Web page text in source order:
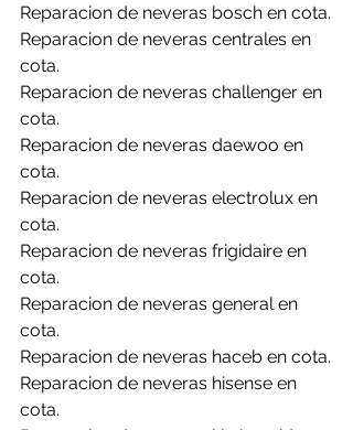
Reparacion de neveras bosch en cota.
Reparacion de neveras centrales en
cota.
Reparacion de neveras challenger en
cota.
Reparacion de neveras daewoo en
cota.
Reparacion de neveras electrolux en
cota.
Reparacion de neveras frigidaire en
cota.
Reparacion de neveras general en
cota.
Reparacion de neveras haceb en cota.
Reparacion de neveras hisense en
cota.